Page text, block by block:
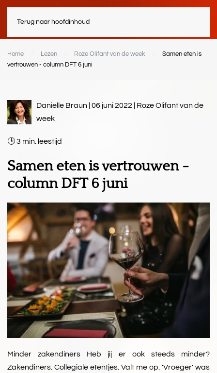
Terug naar hoofdinhoud
Home Lezen Roze Olifant van de week
Samen eten is
vertrouwen - column DFT 6 juni
Danielle Braun | 06 juni 2022 | Roze Olifant van de
week
3 min.
Samen eten is vertrouwen -
column DFT 6 juni
Minder zakendiners Heb jij er ook steeds minder?
Zakendiners. Collegiale etentjes. Valt me op. 'Vroeger' was